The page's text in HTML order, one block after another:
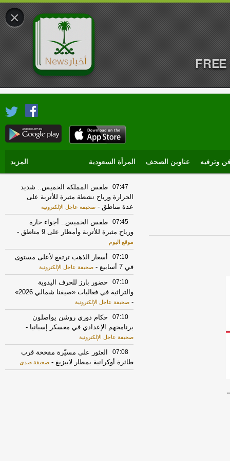
وترفيه عناوين الصحف المرأة السعودية المزيد
07:47
طقس المملكة الخميس.. شديد
الحرارة ورياح نشطة مثيرة للأتربة على
عدة مناطق - صحيفة عاجل الإلكترونية
07:45
طقس الخميس.. أجواء حارة
ورياح مثيرة للأتربة وأمطار على 9 مناطق
-
موقع اليوم
07:10
أسعار الذهب ترتفع لأعلى مستوى
في 7 أسابيع
- صحيفة عاجل الإلكترونية
07:10
حضور بارز للحرف اليدوية
والتراثية في فعاليات «صيفنا شمالي 2026»
- صحيفة عاجل الإلكترونية
07:10
حكام دوري روشن يواصلون
برنامجهم الإعدادي في معسكر إسبانيا -
صحيفة عاجل الإلكترونية
07:08
العثور على مسيّرة مفخخة قرب
طائرة أوكرانية بمطار لايبزيغ - صحيفة صدى
×